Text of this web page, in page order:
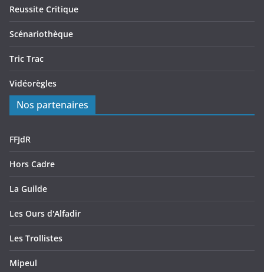
Reussite Critique
Scénariothèque
Tric Trac
Vidéorègles
Nos partenaires
FFJdR
Hors Cadre
La Guilde
Les Ours d'Alfadir
Les Trollistes
Mipeul